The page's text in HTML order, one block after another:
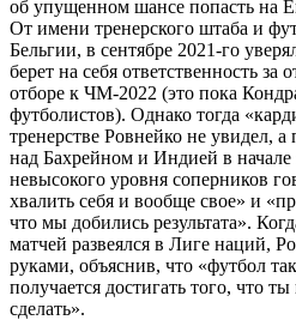
об упущенном шансе попасть на
От имени тренерского штаба и
Бельгии, в сентябре 2021-го
берет на себя ответственность за
отборе к ЧМ-2022 (это пока
футболистов). Однако тогда
тренерстве Ровнейко не увидел, а
над Бахрейном и Индией в
невысокого уровня соперников
хвалить себя и вообще свое» и
что мы добились результата».
матчей развеялся в Лиге наций,
руками, объяснив, что «футбол
получается достигать того, что
сделать».